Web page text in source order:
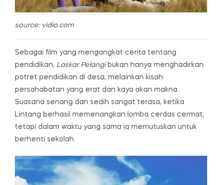
source: vidio.com
Sebagai film yang mengangkat cerita tentang
pendidikan, Laskar Pelangibukan hanya menghadirkan
potret pendidikan di desa, melainkan kisah
persahabatan yang erat dan kaya akan makna.
Suasana senang dan sedih sangat terasa, ketika
Lintang berhasil memenangkan lomba cerdas cermat,
tetapi dalam waktu yang sama ia memutuskan untuk
berhenti sekolah.